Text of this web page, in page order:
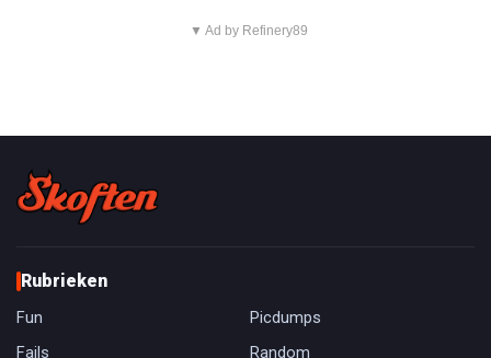
▼ Ad by Refinery89
Rubrieken
Fun
Picdumps
Fails
Random